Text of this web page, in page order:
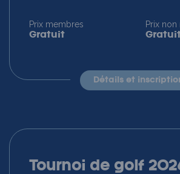
Prix membres
Gratuit
Prix
détails et
Tournoi de golf